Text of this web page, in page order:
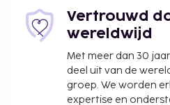
Vertrouwd
wereldwijd
Met meer dan 30
deel uit van de
groep. We worden
expertise en